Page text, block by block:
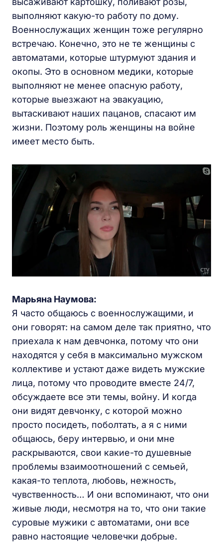
выполняют какую-то работу по дому.
Военнослужащих женщин тоже регулярно
встречаю. Конечно, это не те женщины с
автоматами, которые штурмуют здания и
окопы. Это в основном медики, которые
выполняют не менее опасную работу,
которые выезжают на эвакуацию,
вытаскивают наших пацанов, спасают им
жизни. Поэтому роль женщины на войне
имеет место быть.
Марьяна Наумова:
Я часто общаюсь с военнослужащими, и
они говорят: на самом деле так приятно, что
приехала к нам девчонка, потому что они
находятся у себя в максимально мужском
коллективе и устают даже видеть мужские
лица, потому что проводите вместе 24/7,
обсуждаете все эти темы, войну. И когда
они видят девчонку, с которой можно
просто посидеть, поболтать, а я с ними
общаюсь, беру интервью, и они мне
раскрываются, свои какие-то душевные
проблемы взаимоотношений с семьей,
какая-то теплота, любовь, нежность,
чувственность… И они вспоминают, что они
живые люди, несмотря на то, что они такие
суровые мужики с автоматами, они все
равно настоящие человечки добрые.